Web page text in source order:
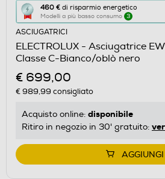
460 € di risparmio energetico
Modelli a più basso consumo 3
Questa
azione
aprirà
il
Calcolatore
di
risparmio
energetico
di
ASCIUGATRICI
ELECTROLUX - Asciugatrice
Classe C-Bianco/oblò nero
€ 699,00
€ 989,99 consigliato
Acquisto online: disponibile
Ritiro in negozio in 30' gratuito:
AGGIUNGI